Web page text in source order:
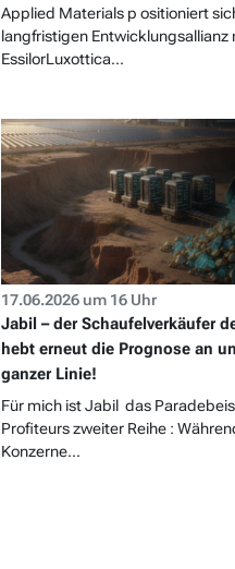
Applied Materials p ositioniert
langfristigen Entwicklungsallianz
EssilorLuxottica...
17.06.2026 um 16 Uhr
Jabil – der Schaufelverkäufer
hebt erneut die Prognose an
ganzer Linie!
Für mich ist Jabil das
Profiteurs zweiter Reihe :
Konzerne...